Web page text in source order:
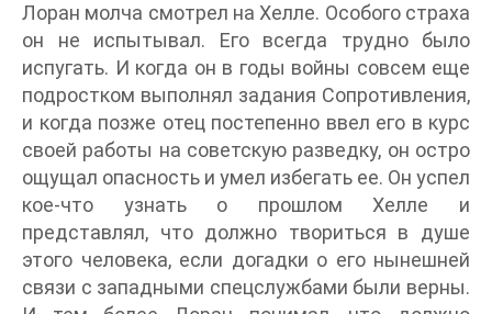
Лоран молча смотрел на Хелле. Особого страха
он не испытывал. Его всегда трудно было
испугать. И когда он в годы войны совсем еще
подростком выполнял задания Сопротивления,
и когда позже отец постепенно ввел его в курс
своей работы на советскую разведку, он остро
ощущал опасность и умел избегать ее. Он успел
кое-что узнать о прошлом Хелле и
представлял, что должно твориться в душе
этого человека, если догадки о его нынешней
связи с западными спецслужбами были верны.